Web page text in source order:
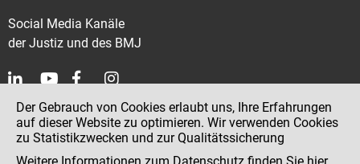
Social Media Kanäle
der Justiz und des BMJ
Kontakt
Impressum
Der Gebrauch von Cookies erlaubt uns, Ihre Erfahrungen
auf dieser Website zu optimieren. Wir verwenden Cookies
zu Statistikzwecken und zur Qualitätssicherung